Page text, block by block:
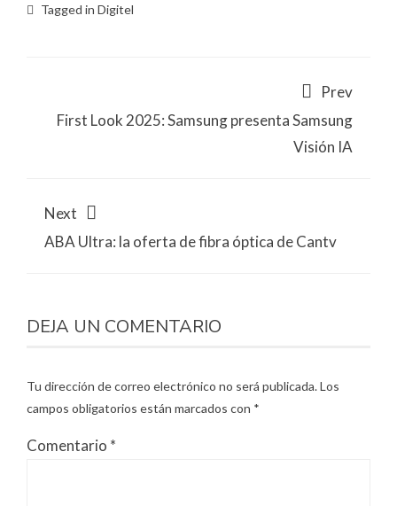
Tagged in Digitel
Prev
First Look 2025: Samsung presenta Samsung
Visión IA
Next
ABA Ultra: la oferta de fibra óptica de Cantv
DEJA UN COMENTARIO
Tu dirección de correo electrónico no será publicada.Los
campos obligatorios están marcados con *
Comentario *